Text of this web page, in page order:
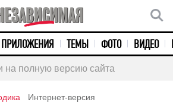
ПРИЛОЖЕНИЯ ТЕМЫ ФОТО ВИДЕО
на полную версию сайта
Интернет-версия